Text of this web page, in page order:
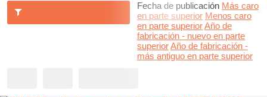
Fecha de publicación Más caro
en parte superior Menos caro
en parte superiorAño de
fabricación - nuevo en parte
superiorAño de fabricación -
más antiguo en parte superior